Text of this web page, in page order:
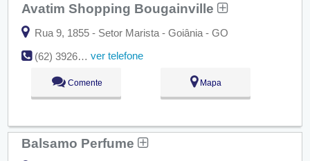
Avatim Shopping Bougainville
Rua 9, 1855 - Setor Marista - Goiânia - GO
(62) 3926-3280
ver telefone
Comente Mapa
Balsamo Perfume